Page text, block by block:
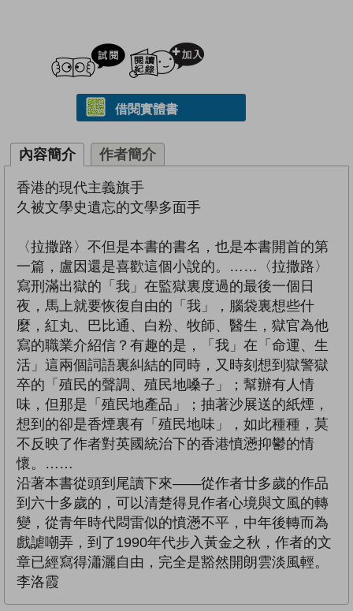
試閲
借閱實體書
內容簡介 作者簡介
香港的現代主義旗手
久被文學史遺忘的文學多面手
〈拉撒路〉不但是本書的書名，也是本書開首的第
一篇，盧因還是喜歡這個小說的。……〈拉撒路〉
寫刑滿出獄的「我」在監獄裏度過的最後一個日
夜，馬上就要恢復自由的「我」，腦袋裏想些什
麼，紅丸、巴比通、白粉、牧師、醫生，獄官為他
寫的職業介紹信？有趣的是，「我」在「命運、生
活」這兩個詞語裏糾結的同時，又時刻想到獄警獄
卒的「殖民的聲調、殖民地嗓子」；幫辦有人情
味，但那是「殖民地產品」；抽著沙展送的紙煙，
想到的卻是香煙裏有「殖民地味」，如此種種，莫
不反映了作者對英國統治下的香港憤懣抑鬱的情
懷。……
沿著本書從頭到尾讀下來——從作者廿多歲的作品
到六十多歲的，可以清楚得見作者心境與文風的轉
變，從青年時代悶雷似的憤懣不平，中年後轉而為
戲謔嘲弄，到了1990年代步入黃金之秋，作者的文
章已經寫得瀟灑自由，完全是豁然開朗雲淡風輕。
李洛霞